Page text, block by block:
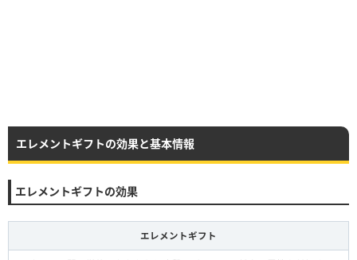
エレメントギフトの効果と基本情報
エレメントギフトの効果
エレメントギフト